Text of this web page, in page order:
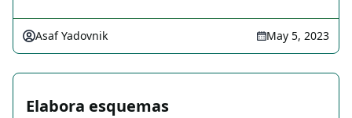
Asaf Yadovnik May 5, 2023
Elabora esquemas